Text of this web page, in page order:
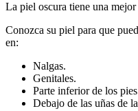
La piel oscura tiene una
Conozca su piel para que
en:
Nalgas.
Genitales.
Parte inferior de los
Debajo de las uñas de